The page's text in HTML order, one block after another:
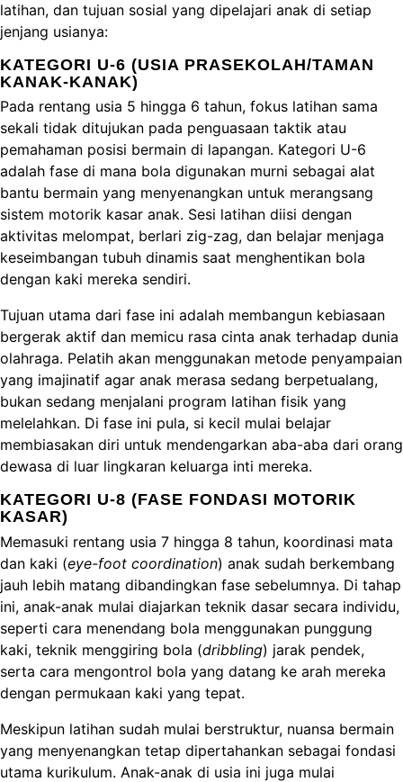
latihan, dan tujuan sosial yang dipelajari anak di setiap
jenjang usianya:
KATEGORI U-6 (USIA PRASEKOLAH/TAMAN
KANAK-KANAK)
Pada rentang usia 5 hingga 6 tahun, fokus latihan sama
sekali tidak ditujukan pada penguasaan taktik atau
pemahaman posisi bermain di lapangan. Kategori U-6
adalah fase di mana bola digunakan murni sebagai alat
bantu bermain yang menyenangkan untuk merangsang
sistem motorik kasar anak. Sesi latihan diisi dengan
aktivitas melompat, berlari zig-zag, dan belajar menjaga
keseimbangan tubuh dinamis saat menghentikan bola
dengan kaki mereka sendiri.
Tujuan utama dari fase ini adalah membangun kebiasaan
bergerak aktif dan memicu rasa cinta anak terhadap dunia
olahraga. Pelatih akan menggunakan metode penyampaian
yang imajinatif agar anak merasa sedang berpetualang,
bukan sedang menjalani program latihan fisik yang
melelahkan. Di fase ini pula, si kecil mulai belajar
membiasakan diri untuk mendengarkan aba-aba dari orang
dewasa di luar lingkaran keluarga inti mereka.
KATEGORI U-8 (FASE FONDASI MOTORIK
KASAR)
Memasuki rentang usia 7 hingga 8 tahun, koordinasi mata
dan kaki (eye-foot coordination) anak sudah berkembang
jauh lebih matang dibandingkan fase sebelumnya. Di tahap
ini, anak-anak mulai diajarkan teknik dasar secara individu,
seperti cara menendang bola menggunakan punggung
kaki, teknik menggiring bola (dribbling) jarak pendek,
serta cara mengontrol bola yang datang ke arah mereka
dengan permukaan kaki yang tepat.
Meskipun latihan sudah mulai berstruktur, nuansa bermain
yang menyenangkan tetap dipertahankan sebagai fondasi
utama kurikulum. Anak-anak di usia ini juga mulai